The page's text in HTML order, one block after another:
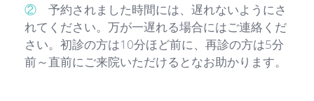
② 予約されました時間には、遅れないようにさ
れてください。万が一遅れる場合にはご連絡くだ
さい。初診の方は10分ほど前に、再診の方は5分
前～直前にご来院いただけるとなお助かります。